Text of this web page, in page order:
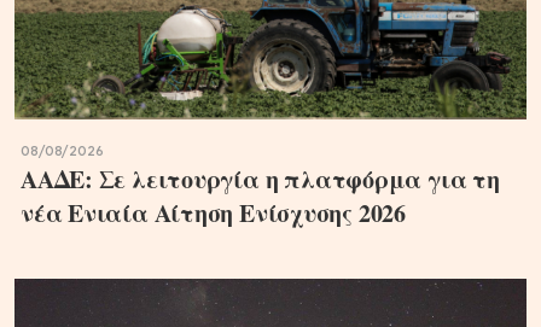
08/08/2026
ΑΑΔΕ: Σε λειτουργία η πλατφόρμα για τη
νέα Ενιαία Αίτηση Ενίσχυσης 2026